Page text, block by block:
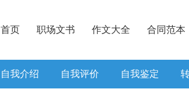
首页 职场文书 作文大全 合同范本
自我介绍 自我评价 自我鉴定